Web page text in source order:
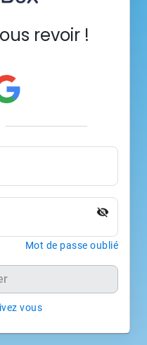
revoir !
visibility_off
Mot de passe oublié
vous